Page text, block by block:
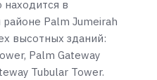
в
Palm Jumeirah
высотных зданий:
Palm Gateway
Tubular Tower.